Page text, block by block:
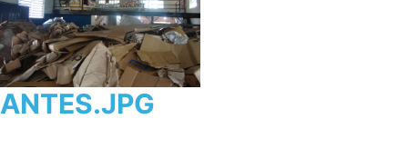
ANTES.JPG